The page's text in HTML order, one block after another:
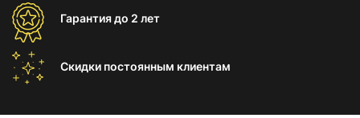
Гарантиядо 2 лет
Скидки постоянным клиентам